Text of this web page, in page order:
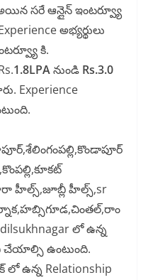
సరే ఆన్లైన్ ఇంటర్వ్యూ
అభ్యర్థులు
కి.
1.8LPAనుండి Rs.3.0
Experience
హీల్స్,జూబ్లీ హీల్స్,sr
లో ఉన్న
చేయాల్సి ఉంటుంది.
లో ఉన్న Relationship